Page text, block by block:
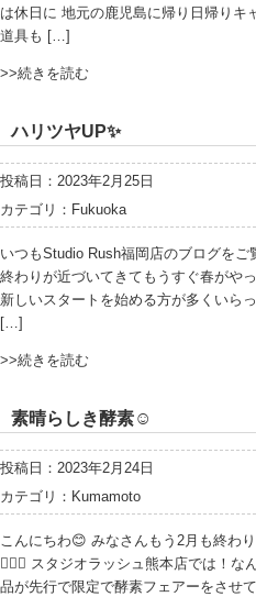
は休日に 地元の鹿児島に帰り日帰り
道具も […]
>>続きを読む
ハリツヤUP✨
投稿日：2023年2月25日
カテゴリ： Fukuoka
いつもStudio Rush福岡店のブログを
終わりが近づいてきてもうすぐ春がや
新しいスタートを始める方が多くいら
[…]
>>続きを読む
素晴らしき酵素☺️
投稿日：2023年2月24日
カテゴリ： Kumamoto
こんにちわ😊 みなさんもう2月も終わ
💆🏻‍♀️ スタジオラッシュ熊本店では！
品が先行で限定で酵素フェアーをさせ